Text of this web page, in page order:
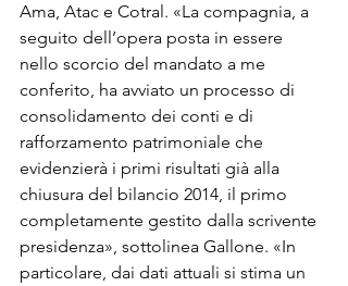
Ama, Atac e Cotral. «La compagnia, a
seguito dell’opera posta in essere
nello scorcio del mandato a me
conferito, ha avviato un processo di
consolidamento dei conti e di
rafforzamento patrimoniale che
evidenzierà i primi risultati già alla
chiusura del bilancio 2014, il primo
completamente gestito dalla scrivente
presidenza», sottolinea Gallone. «In
particolare, dai dati attuali si stima un